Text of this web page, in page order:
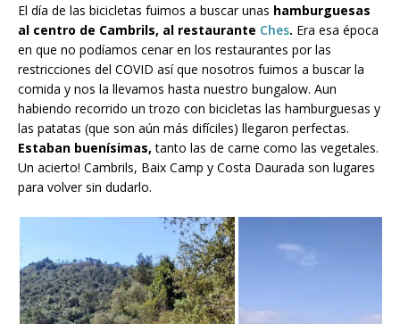
El día de las bicicletas fuimos a buscar unas hamburguesas
al centro de Cambrils, al restaurante Ches. Era esa época
en que no podíamos cenar en los restaurantes por las
restricciones del COVID así que nosotros fuimos a buscar la
comida y nos la llevamos hasta nuestro bungalow. Aun
habiendo recorrido un trozo con bicicletas las hamburguesas y
las patatas (que son aún más difíciles) llegaron perfectas.
Estaban buenísimas, tanto las de carne como las vegetales.
Un acierto! Cambrils, Baix Camp y Costa Daurada son lugares
para volver sin dudarlo.